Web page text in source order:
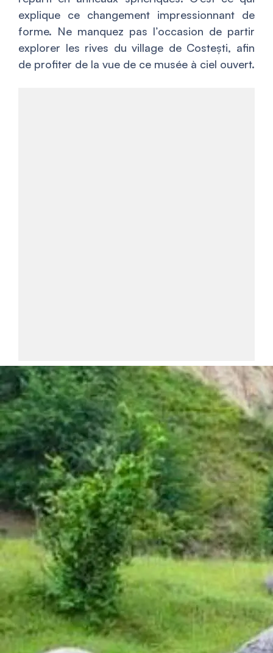
explique ce changement impressionnant de
forme. Ne manquez pas l’occasion de partir
explorer les rives du village de Costești, afin
de profiter de la vue de ce musée à ciel ouvert.